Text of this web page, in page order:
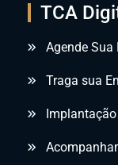
TCA
Agende Sua
Traga sua